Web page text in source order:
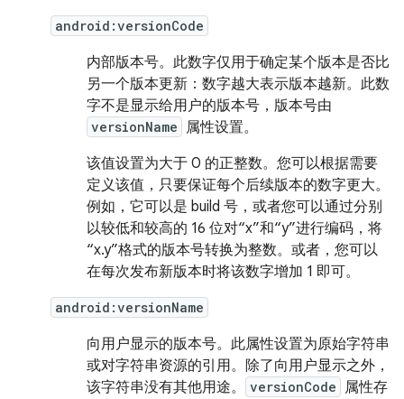
android:versionCode
内部版本号。此数字仅用于确定某个版本是否比
另一个版本更新：数字越大表示版本越新。此数
字不是显示给用户的版本号，版本号由
versionName 属性设置。
该值设置为大于 0 的正整数。您可以根据需要
定义该值，只要保证每个后续版本的数字更大。
例如，它可以是 build 号，或者您可以通过分别
以较低和较高的 16 位对“x”和“y”进行编码，将
“x.y”格式的版本号转换为整数。或者，您可以
在每次发布新版本时将该数字增加 1 即可。
android:versionName
向用户显示的版本号。此属性设置为原始字符串
或对字符串资源的引用。除了向用户显示之外，
该字符串没有其他用途。
versionCode 属性存